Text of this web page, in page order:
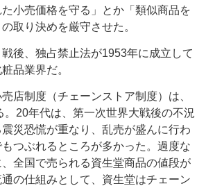
小売価格を守る」とか「類似商品を
取り決めを厳守させた。
、独占禁止法が1953年に成立して
品業界だ。
制度（チェーンストア制度）は、
。20年代は、第一次世界大戦後の不況
災恐慌が重なり、乱売が盛んに行わ
つぶれるところが多かった。過度な
全国で売られる資生堂商品の値段が
の仕組みとして、資生堂はチェーン